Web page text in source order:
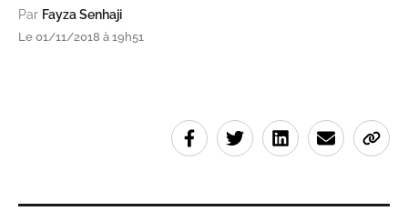
Par Fayza Senhaji
Le 01/11/2018 à 19h51